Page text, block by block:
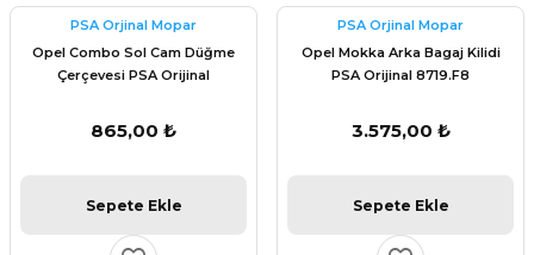
Şamandıra - Yakıt Hortumu
PSA Orjinal Mopar
Opel Combo Sol Cam Düğme
Çerçevesi PSA Orijinal
865,00 ₺
Sepete Ekle
PSA Orjinal Mopar
Opel Mokka Arka Bagaj Kilidi
PSA Orijinal 8719.F8
3.575,00 ₺
Sepete Ekle